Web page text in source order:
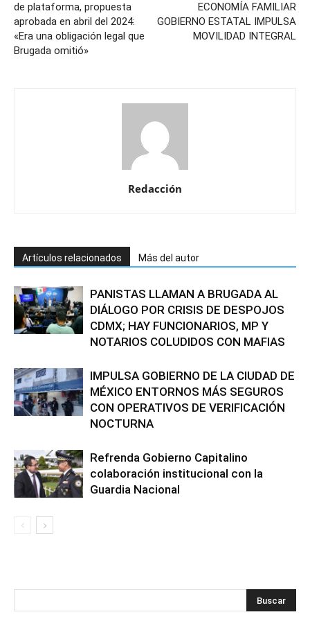
de plataforma, propuesta
aprobada en abril del 2024:
«Era una obligación legal que
Brugada omitió»
ECONOMÍA FAMILIAR
GOBIERNO ESTATAL IMPULSA
MOVILIDAD INTEGRAL
Redacción
Artículos relacionados Más del autor
PANISTAS LLAMAN A BRUGADA AL
DIÁLOGO POR CRISIS DE DESPOJOS
CDMX; HAY FUNCIONARIOS, MP Y
NOTARIOS COLUDIDOS CON MAFIAS
IMPULSA GOBIERNO DE LA CIUDAD DE
MÉXICO ENTORNOS MÁS SEGUROS
CON OPERATIVOS DE VERIFICACIÓN
NOCTURNA
Refrenda Gobierno Capitalino
colaboración institucional con la
Guardia Nacional